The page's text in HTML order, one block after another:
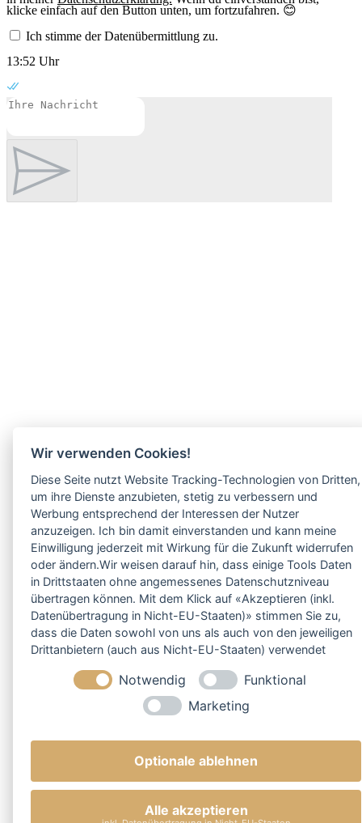
Wir verwenden Cookies!
Diese Seite nutzt Website Tracking-Technologien von Dritten,
um ihre Dienste anzubieten, stetig zu verbessern und
Werbung entsprechend der Interessen der Nutzer
anzuzeigen. Ich bin damit einverstanden und kann meine
Einwilligung jederzeit mit Wirkung für die Zukunft widerrufen
oder ändern.Wir weisen darauf hin, dass einige Tools Daten
in Drittstaaten ohne angemessenes Datenschutzniveau
übertragen können. Mit dem Klick auf «Akzeptieren (inkl.
Datenübertragung in Nicht-EU-Staaten)» stimmen Sie zu,
dass die Daten sowohl von uns als auch von den jeweiligen
Drittanbietern (auch aus Nicht-EU-Staaten) verwendet
selbstverständlich jederzeit ändern.
Notwendig
Funktional
Marketing
Optionale ablehnen
Alle akzeptieren
klicke einfach auf den Button unten, um fortzufahren. 😊
Ich stimme der Datenübermittlung zu.
13:52 Uhr